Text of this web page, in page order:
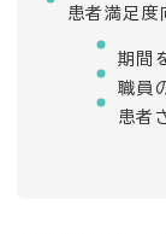
患者満足
期間
職員
患者